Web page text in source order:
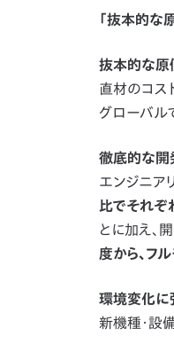
「抜本的な
抜本的な原
直材のコス
グローバル
徹底的な開
エンジニア
比でそれぞ
とに加え、
度から、フ
環境変化に
新機種・設